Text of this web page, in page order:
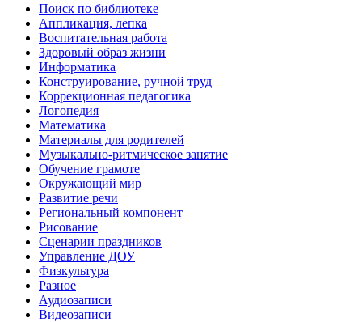
Поиск по библиотеке
Аппликация, лепка
Воспитательная работа
Здоровый образ жизни
Информатика
Конструирование, ручной труд
Коррекционная педагогика
Логопедия
Математика
Материалы для родителей
Музыкально-ритмическое занятие
Обучение грамоте
Окружающий мир
Развитие речи
Региональный компонент
Рисование
Сценарии праздников
Управление ДОУ
Физкультура
Разное
Аудиозаписи
Видеозаписи